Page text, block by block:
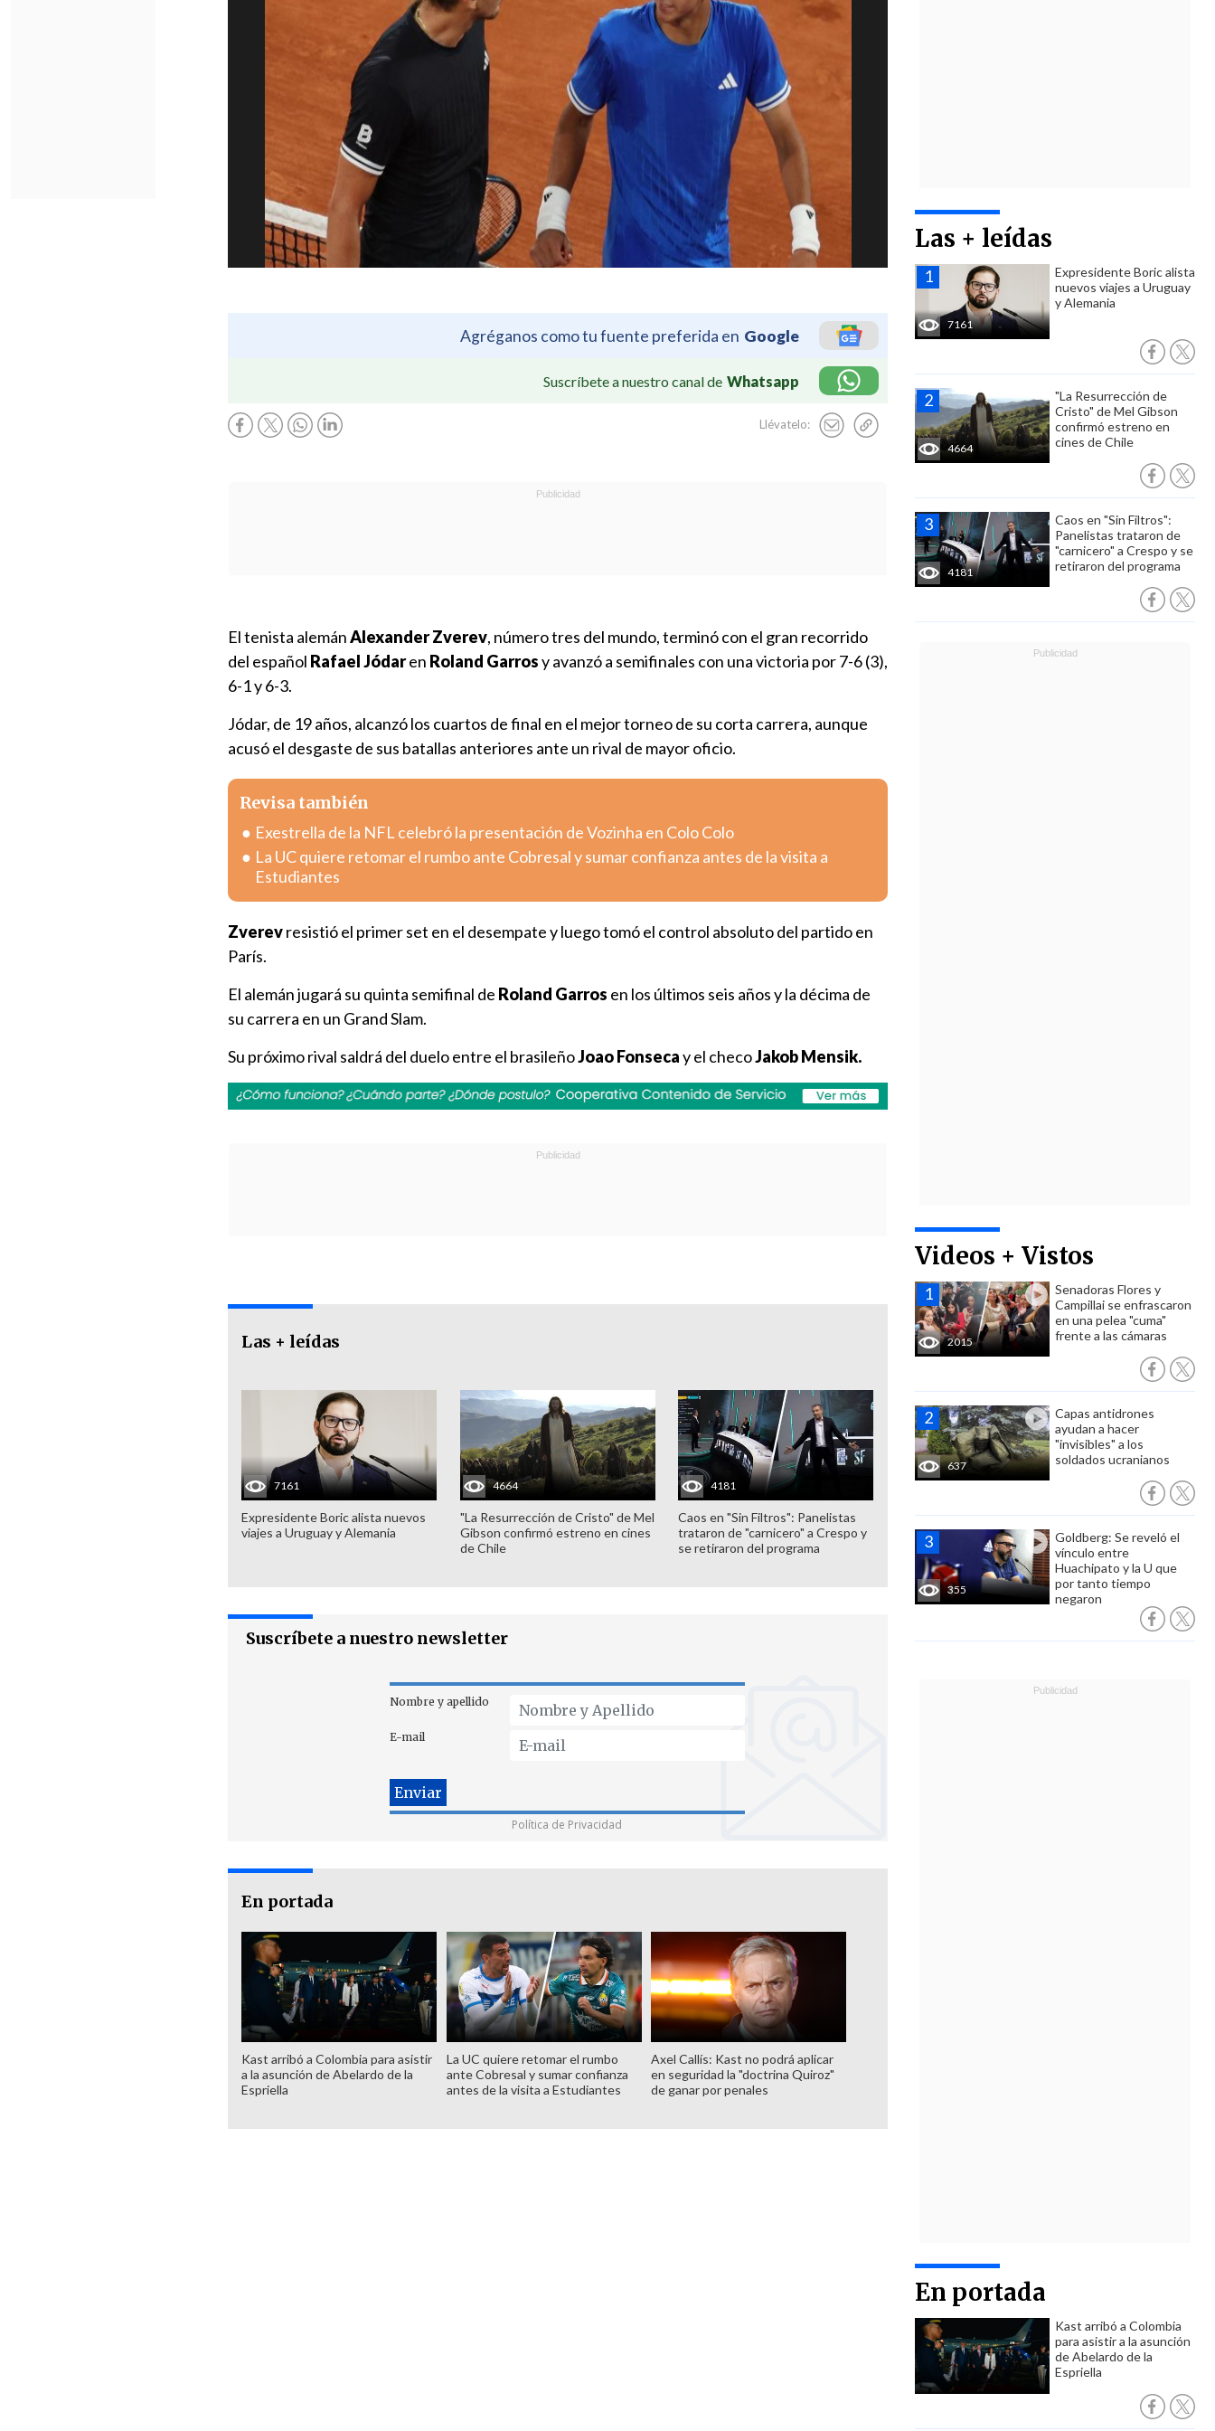
Agréganos como tu fuente preferida en Google
Suscríbete a nuestro canal de Whatsapp
Llévatelo:
Las + leídas
7161
Expresidente Boric alista
nuevos viajes a Uruguay
y Alemania
4664
"La Resurrección de
Cristo" de Mel Gibson
confirmó estreno en
cines de Chile
4181
Caos en "Sin Filtros":
Panelistas trataron de
"carnicero" a Crespo y se
retiraron del programa
Videos + Vistos
2015
Senadoras Flores y
Campillai se enfrascaron
en una pelea "cuma"
frente a las cámaras
637
Capas antidrones
ayudan a hacer
"invisibles" a los
soldados ucranianos
355
Goldberg: Se reveló el
vínculo entre
Huachipato y la U que
por tanto tiempo
negaron
En portada
Kast arribó a Colombia
para asistir a la asunción
de Abelardo de la
Espriella
El tenista alemánAlexander Zverev, número tres del mundo, terminó con el gran recorrido
del español Rafael Jódaren Roland Garrosy avanzó a semifinales con una victoria por 7-6 (3),
6-1 y 6-3.
Jódar, de 19 años, alcanzó los cuartos de final en el mejor torneo de su corta carrera, aunque
acusó el desgaste de sus batallas anteriores ante un rival de mayor oficio.
Revisa también
Exestrella de la NFL celebró la presentación de Vozinha en Colo Colo
La UC quiere retomar el rumbo ante Cobresal y sumar confianza antes de la visita a
Estudiantes
Zverevresistió el primer set en el desempate y luego tomó el control absoluto del partido en
París.
El alemán jugará su quinta semifinal de Roland Garros en los últimos seis años y la décima de
su carrera en un Grand Slam.
Su próximo rival saldrá del duelo entre el brasileñoJoao Fonsecay el checoJakob Mensik.
Las + leídas
7161
Expresidente Boric alista nuevos
viajes a Uruguay y Alemania
4664
"La Resurrección de Cristo" de Mel
Gibson confirmó estreno en cines
de Chile
4181
Caos en "Sin Filtros": Panelistas
trataron de "carnicero" a Crespo y
se retiraron del programa
Suscríbete a nuestro newsletter
Nombre y apellido
E-mail
Política de Privacidad
En portada
Kast arribó a Colombia para asistir
a la asunción de Abelardo de la
Espriella
La UC quiere retomar el rumbo
ante Cobresal y sumar confianza
antes de la visita a Estudiantes
Axel Callís: Kast no podrá aplicar
en seguridad la "doctrina Quiroz"
de ganar por penales